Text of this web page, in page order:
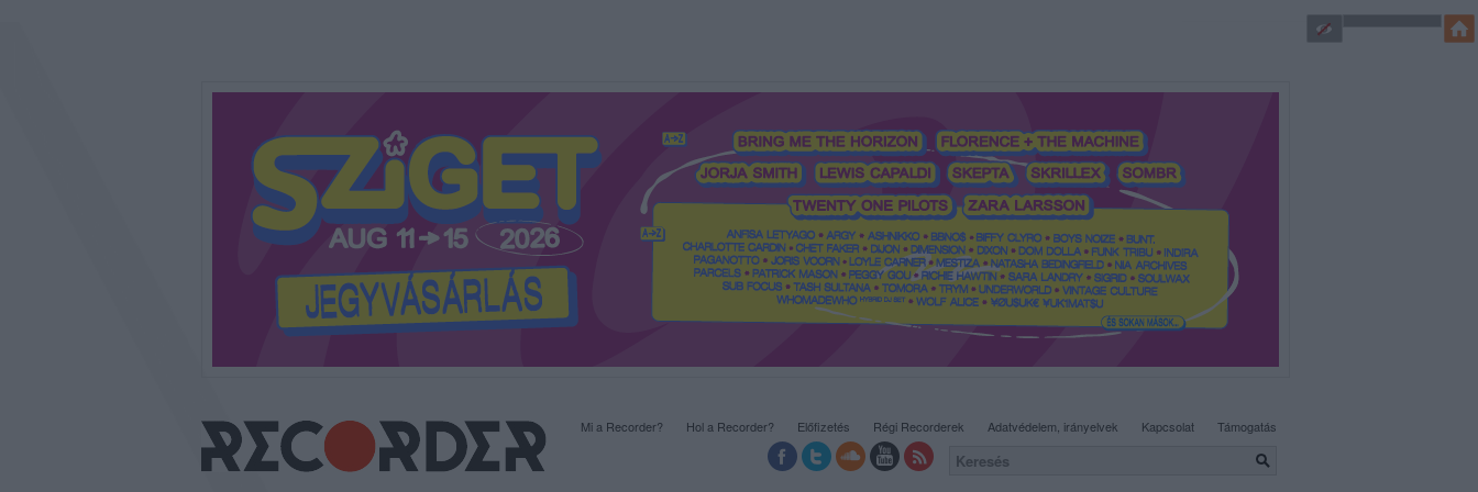
Mi a Recorder? Hol a Recorder? Előfizetés Régi Recorderek Adatvédelem, irányelvek Kapcsolat Támogatás
SÜTI BEÁLLÍTÁSOK MÓDOSÍTÁSA